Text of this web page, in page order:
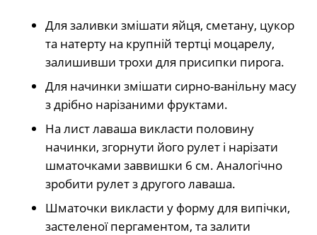
Для заливки змішати яйця, сметану, цукор
та натерту на крупній тертці моцарелу,
залишивши трохи для присипки пирога.
Для начинки змішати сирно-ванільну масу
з дрібно нарізаними фруктами.
На лист лаваша викласти половину
начинки, згорнути його рулет і нарізати
шматочками заввишки 6 см. Аналогічно
зробити рулет з другого лаваша.
Шматочки викласти у форму для випічки,
застеленої пергаментом, та залити